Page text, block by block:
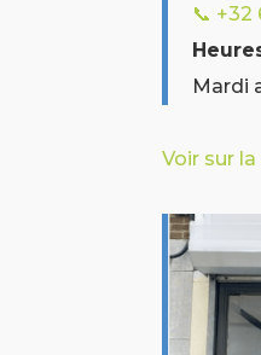
📞 +32
Mardi
Voir sur